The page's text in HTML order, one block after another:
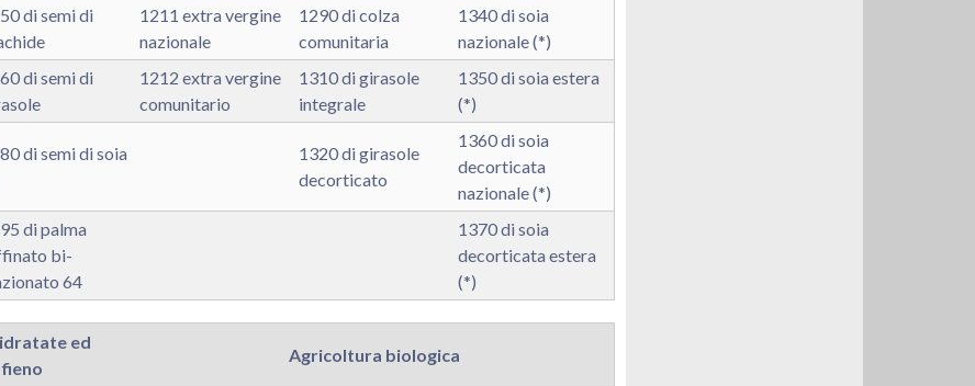
di semi di
1211 extra vergine
nazionale
1290 di colza
comunitaria
1340 di soia
nazionale (*)
di semi di
1212 extra vergine
comunitario
1310 di girasole
integrale
1350 di soia estera
(*)
di semi di soia
1320 di girasole
decorticato
1360 di soia
decorticata
nazionale (*)
di palma
bi-
64
1370 di soia
decorticata estera
(*)
ed
Agricoltura biologica